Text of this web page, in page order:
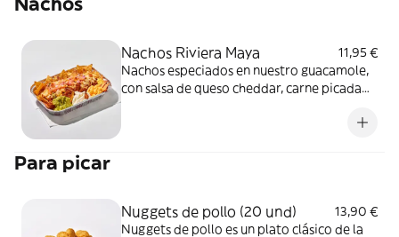
Nachos Riviera Maya
11,95 €
Nachos especiados en nuestro guacamole,
con salsa de queso cheddar, carne picada
Para picar
Nuggets de pollo (20 und)
13,90 €
Nuggets de pollo es un plato clásico de la